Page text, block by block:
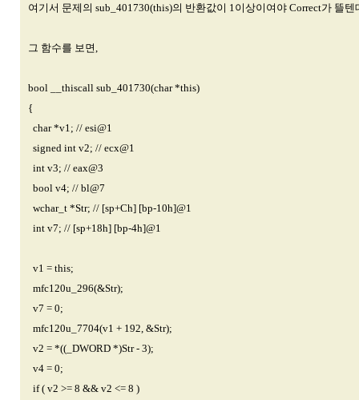
여기서 문제의 sub_401730(this)의 반환값이 1이상이여야 Correct가 뜰
그 함수를 보면,
bool __thiscall sub_401730(char *this)
{
char *v1; // esi@1
signed int v2; // ecx@1
int v3; // eax@3
bool v4; // bl@7
wchar_t *Str; // [sp+Ch] [bp-10h]@1
int v7; // [sp+18h] [bp-4h]@1
v1 = this;
mfc120u_296(&Str);
v7 = 0;
mfc120u_7704(v1 + 192, &Str);
v2 = *((_DWORD *)Str - 3);
v4 = 0;
if ( v2 >= 8 && v2 <= 8 )